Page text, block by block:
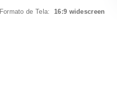
Formato de Tela:16:9 widescreen